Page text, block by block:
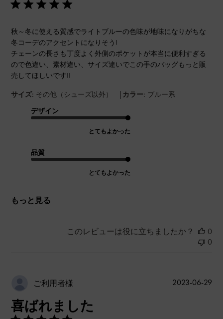
秋～冬に使える質感でライトブルーの色味が地味になりがちな
冬コーデのアクセントになりそう!
チェーンの長さも丁度よく外側のポケットが本当に便利すぎる
ので色違い、素材違い、サイズ違いでこの手のバッグもっと販
売してほしいです!!
サイズ: その他（シューズ以外） | カラー: ブルー系
デザイン
とてもよかった
品質
とてもよかった
もっと見る
このレビューは役に立ちましたか？
0
0
ご利用者様
喜ばれました
公
2023-06-29